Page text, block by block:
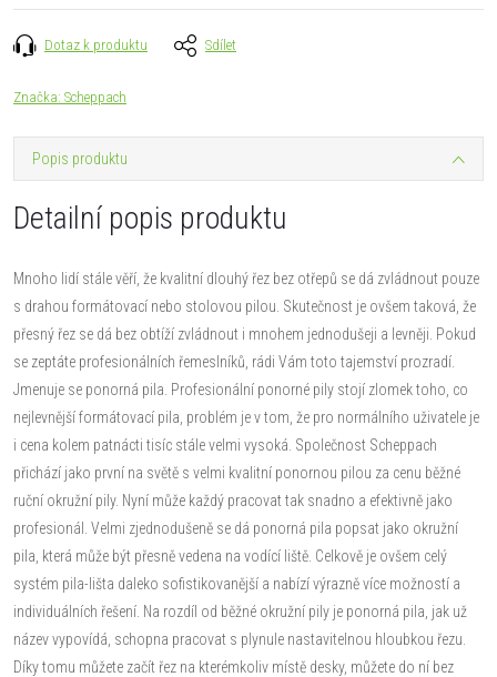
Dotaz k produktu Sdílet
Značka: Scheppach
Popis produktu
Detailní popis produktu
Mnoho lidí stále věří, že kvalitní dlouhý řez bez otřepů se dá zvládnout pouze
s drahou formátovací nebo stolovou pilou. Skutečnost je ovšem taková, že
přesný řez se dá bez obtíží zvládnout i mnohem jednodušeji a levněji. Pokud
se zeptáte profesionálních řemeslníků, rádi Vám toto tajemství prozradí.
Jmenuje se ponorná pila. Profesionální ponorné pily stojí zlomek toho, co
nejlevnější formátovací pila, problém je v tom, že pro normálního uživatele je
i cena kolem patnácti tisíc stále velmi vysoká. Společnost Scheppach
přichází jako první na světě s velmi kvalitní ponornou pilou za cenu běžné
ruční okružní pily. Nyní může každý pracovat tak snadno a efektivně jako
profesionál. Velmi zjednodušeně se dá ponorná pila popsat jako okružní
pila, která může být přesně vedena na vodící liště. Celkově je ovšem celý
systém pila-lišta daleko sofistikovanější a nabízí výrazně více možností a
individuálních řešení. Na rozdíl od běžné okružní pily je ponorná pila, jak už
název vypovídá, schopna pracovat s plynule nastavitelnou hloubkou řezu.
Díky tomu můžete začít řez na kterémkoliv místě desky, můžete do ní bez